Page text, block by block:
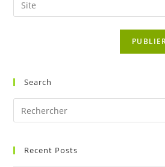
comment
address
l’URL
Search
Recent Posts